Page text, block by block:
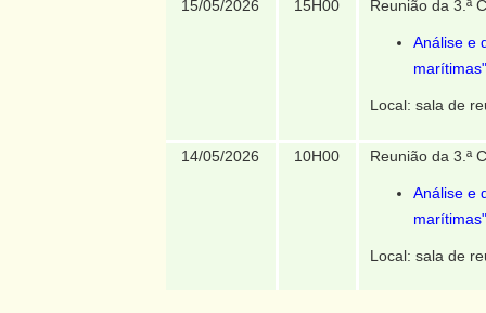
15/05/2026 15H00 Reunião da 3.ª
Análise e
Local: sala de
14/05/2026 10H00 Reunião da 3.ª
Análise e
Local: sala de